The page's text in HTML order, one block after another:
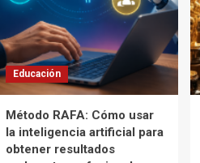
Educación
Método RAFA: Cómo usar
la inteligencia artificial para
obtener resultados